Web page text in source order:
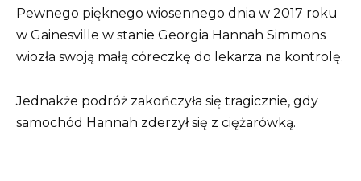
Pewnego pięknego wiosennego dnia w 2017 roku
w Gainesville w stanie Georgia Hannah Simmons
wiozła swoją małą córeczkę do lekarza na kontrolę.
Jednakże podróż zakończyła się tragicznie, gdy
samochód Hannah zderzył się z ciężarówką.